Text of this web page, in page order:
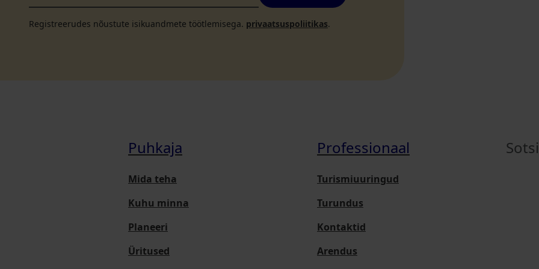
Registreerudes nõustute isikuandmete töötlemisega. privaatsuspoliitikas.
Puhkaja
Mida teha
Kuhu minna
Planeeri
Üritused
Professionaal
Turismiuuringud
Turundus
Kontaktid
Arendus